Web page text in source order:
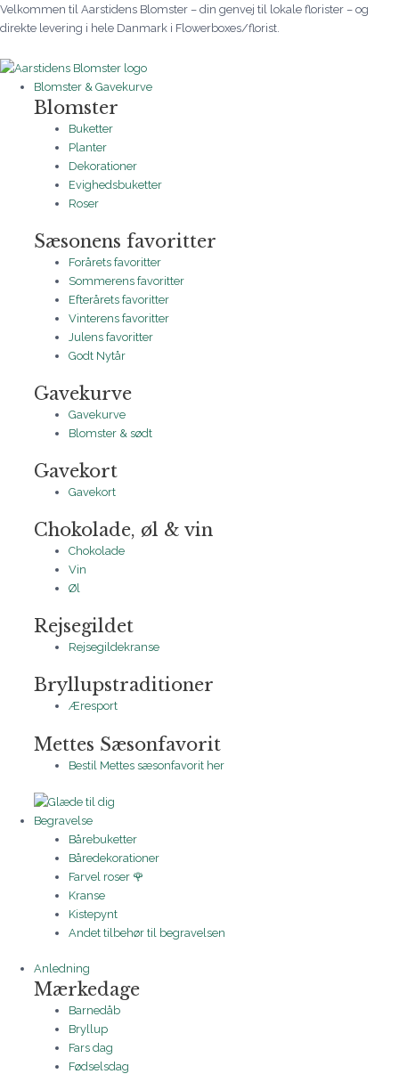
Gå
til
Velkommen til Aarstidens Blomster – din genvej til lokale florister – og
direkte levering i hele Danmark i Flowerboxes/florist.
Blomster & Gavekurve
Blomster
Buketter
Planter
Dekorationer
Evighedsbuketter
Roser
Sæsonens favoritter
Forårets favoritter
Sommerens favoritter
Efterårets favoritter
Vinterens favoritter
Julens favoritter
Godt Nytår
Gavekurve
Gavekurve
Blomster & sødt
Gavekort
Gavekort
Chokolade, øl & vin
Chokolade
Vin
Øl
Rejsegildet
Rejsegildekranse
Bryllupstraditioner
Æresport
Mettes Sæsonfavorit
Bestil Mettes sæsonfavorit her
Begravelse
Bårebuketter
Båredekorationer
Farvel roser 🌹
Kranse
Kistepynt
Andet tilbehør til begravelsen
Anledning
Mærkedage
Barnedåb
Bryllup
Fars dag
Fødselsdag